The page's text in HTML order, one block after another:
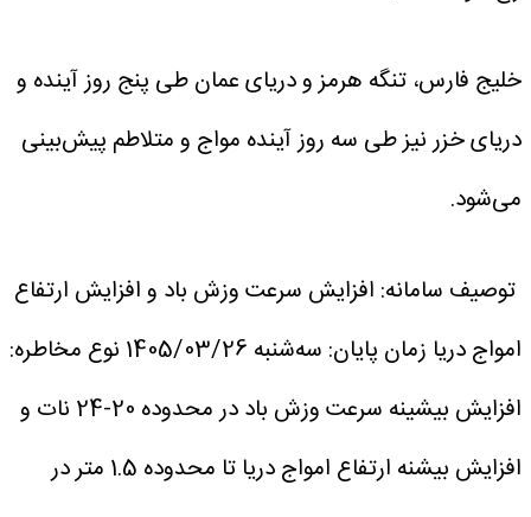
خلیج فارس، تنگه هرمز و دریای عمان طی پنج روز آینده و
دریای خزر نیز طی سه روز آینده مواج و متلاطم پیش‌بینی
می‌شود.
توصیف سامانه: افزایش سرعت وزش باد و افزایش ارتفاع
امواج دریا زمان پایان: سه‌شنبه 1405/03/26
نوع مخاطره:
افزایش بیشینه سرعت وزش باد در محدوده 20-24 نات و
افزایش بیشنه ارتفاع امواج دریا تا محدوده 1.5 متر در